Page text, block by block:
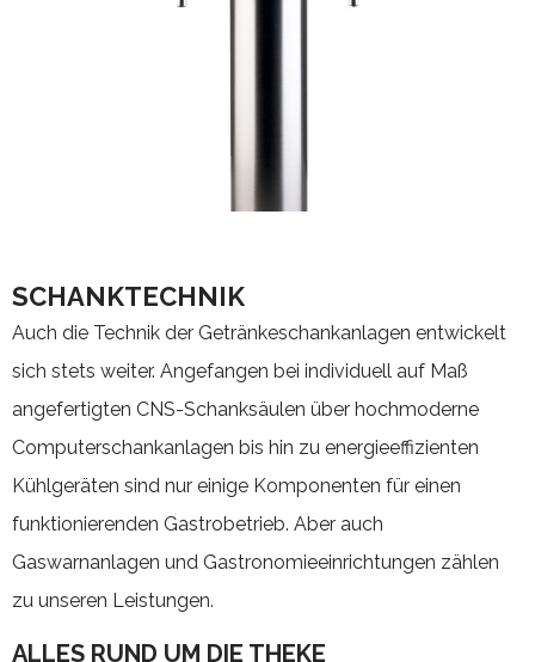
SCHANKTECHNIK
Auch die Technik der Getränkeschankanlagen entwickelt
sich stets weiter. Angefangen bei individuell auf Maß
angefertigten CNS-Schanksäulen über hochmoderne
Computerschankanlagen bis hin zu energieeffizienten
Kühlgeräten sind nur einige Komponenten für einen
funktionierenden Gastrobetrieb. Aber auch
Gaswarnanlagen und Gastronomieeinrichtungen zählen
zu unseren Leistungen.
ALLES RUND UM DIE THEKE